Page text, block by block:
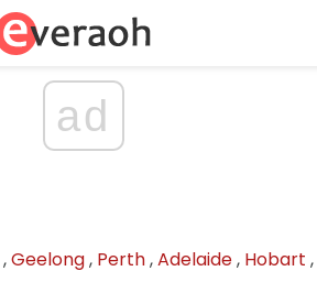
ad
,Geelong, Perth,Adelaide, Hobart ,